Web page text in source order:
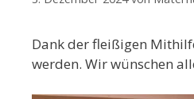
Dank der fleißigen
werden. Wir wünschen